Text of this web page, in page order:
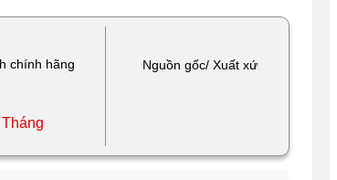
chính hãng Nguồn gốc/ Xuất xứ